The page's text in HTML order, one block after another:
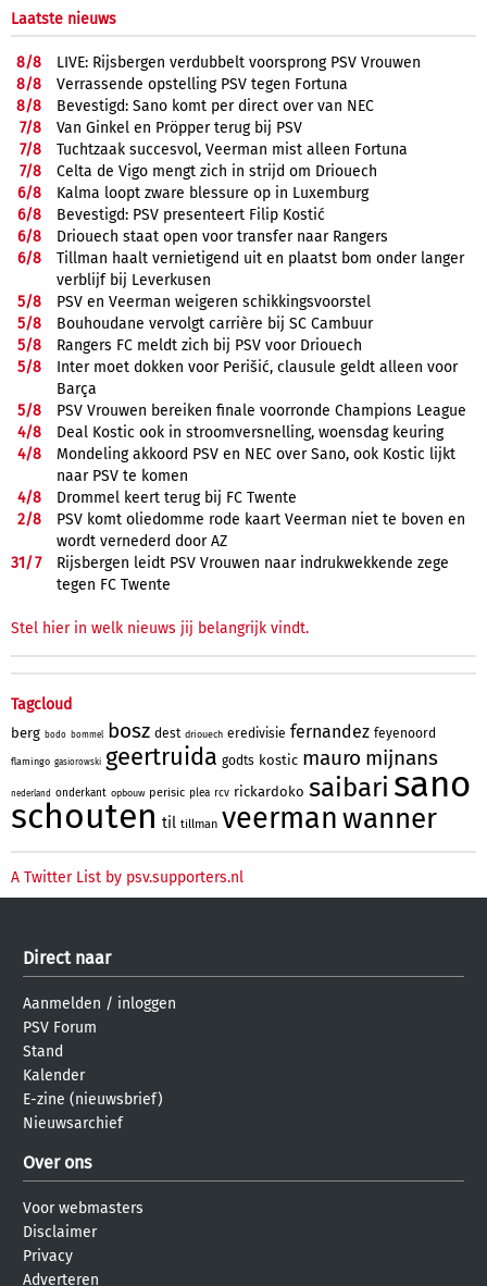
Laatste nieuws
8/8
LIVE: Rijsbergen verdubbelt voorsprong PSV Vrouwen
8/8
Verrassende opstelling PSV tegen Fortuna
8/8
Bevestigd: Sano komt per direct over van NEC
7/8
Van Ginkel en Pröpper terug bij PSV
7/8
Tuchtzaak succesvol, Veerman mist alleen Fortuna
7/8
Celta de Vigo mengt zich in strijd om Driouech
6/8
Kalma loopt zware blessure op in Luxemburg
6/8
Bevestigd: PSV presenteert Filip Kostić
6/8
Driouech staat open voor transfer naar Rangers
6/8
Tillman haalt vernietigend uit en plaatst bom onder langer
verblijf bij Leverkusen
5/8
PSV en Veerman weigeren schikkingsvoorstel
5/8
Bouhoudane vervolgt carrière bij SC Cambuur
5/8
Rangers FC meldt zich bij PSV voor Driouech
5/8
Inter moet dokken voor Perišić, clausule geldt alleen voor
Barça
5/8
PSV Vrouwen bereiken finale voorronde Champions League
4/8
Deal Kostic ook in stroomversnelling, woensdag keuring
4/8
Mondeling akkoord PSV en NEC over Sano, ook Kostic lijkt
naar PSV te komen
4/8
Drommel keert terug bij FC Twente
2/8
PSV komt oliedomme rode kaart Veerman niet te boven en
wordt vernederd door AZ
31/7
Rijsbergen leidt PSV Vrouwen naar indrukwekkende zege
tegen FC Twente
Stel hier in welk nieuws jij belangrijk vindt.
Tagcloud
berg bodo bommel bosz dest driouech eredivisie fernandez feyenoord
flamingo gasiorowski geertruida godts kostic mauro mijnans
nederland onderkant opbouw perisic plea rcv rickardoko saibari sano
schouten til tillman veermanwanner
A Twitter List by psv.supporters.nl
Direct naar
Aanmelden / inloggen
PSV Forum
Stand
Kalender
E-zine (nieuwsbrief)
Nieuwsarchief
Over ons
Voor webmasters
Disclaimer
Privacy
Adverteren